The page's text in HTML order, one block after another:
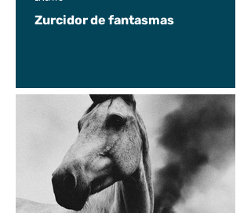
Zurcidor de fantasmas